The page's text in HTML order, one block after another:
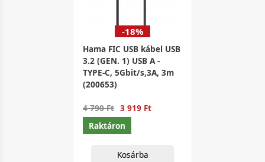
-18%
Hama FIC USB kábel USB
3.2 (GEN. 1) USB A -
TYPE-C, 5Gbit/s,3A, 3m
(200653)
4 790 Ft 3 919 Ft
Raktáron
Kosárba